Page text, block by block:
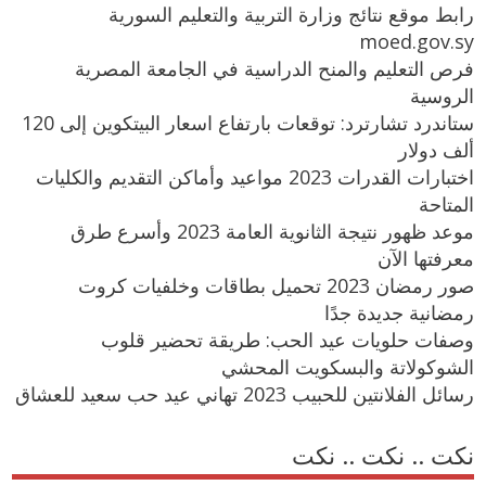
رابط موقع نتائج وزارة التربية والتعليم السورية
moed.gov.sy
فرص التعليم والمنح الدراسية في الجامعة المصرية
الروسية
ستاندرد تشارترد: توقعات بارتفاع اسعار البيتكوين إلى 120
ألف دولار
اختبارات القدرات 2023 مواعيد وأماكن التقديم والكليات
المتاحة
موعد ظهور نتيجة الثانوية العامة 2023 وأسرع طرق
معرفتها الآن
صور رمضان 2023 تحميل بطاقات وخلفيات كروت
رمضانية جديدة جدًا
وصفات حلويات عيد الحب: طريقة تحضير قلوب
الشوكولاتة والبسكويت المحشي
رسائل الفلانتين للحبيب 2023 تهاني عيد حب سعيد للعشاق
نكت .. نكت .. نكت